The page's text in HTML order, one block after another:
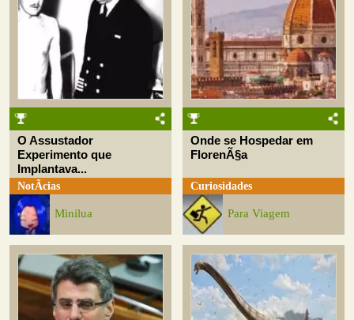
O Assustador
Experimento que
Implantava...
NotÃ­cias
Minilua
Onde se Hospedar em
FlorenÃ§a
Curiosidades
Para Viagem